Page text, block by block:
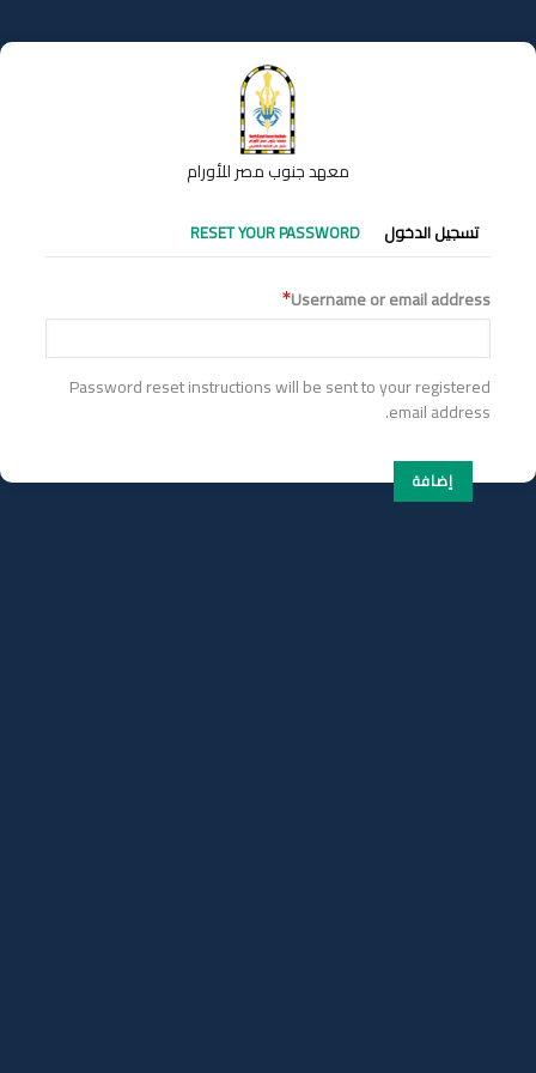
إلى
المحتوى
معهد جنوب مصر للأورام
التبويبات
الأساسية
تسجيل الدخول RESET YOUR PASSWORD
Username or email address
Password reset instructions will be sent to your registered
email address.